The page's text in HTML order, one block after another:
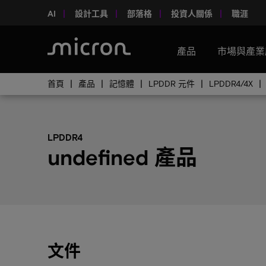
AI 設計工具 部落格 投資人關係 職涯
產品 市場與產
首頁 產品 記憶體 LPDDR 元件 LPDDR4/4X
LPDDR4
undefined 產品
文件